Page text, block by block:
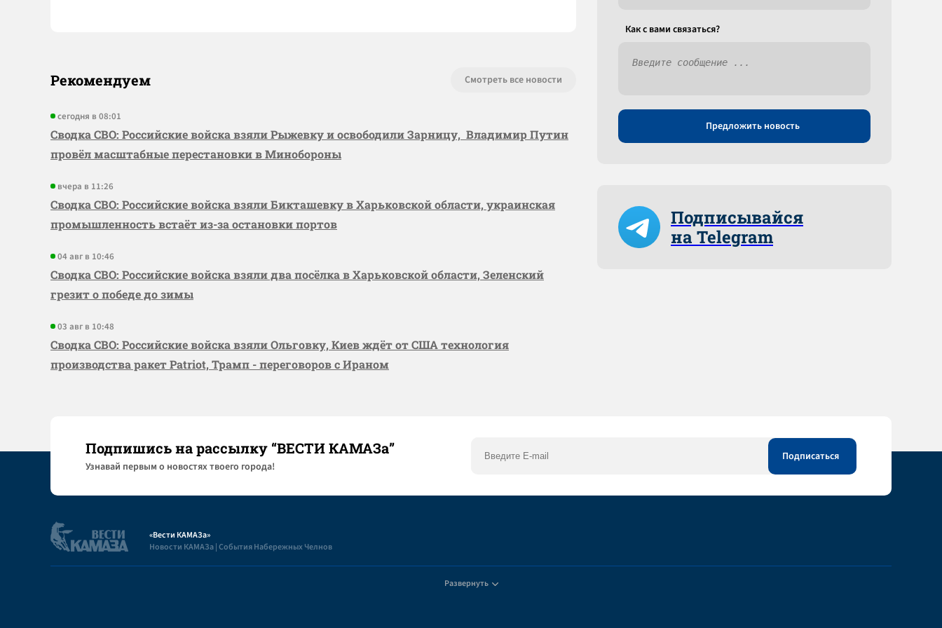
Рекомендуем Смотреть все новости
сегодня в 08:01
Сводка СВО: Российские войска взяли Рыжевку и освободили Зарницу, Владимир Путин
провёл масштабные перестановки в Минобороны
вчера в 11:26
Сводка СВО: Российские войска взяли Бикташевку в Харьковской области, украинская
промышленность встаёт из-за остановки портов
04 авг в 10:46
Сводка СВО: Российские войска взяли два посёлка в Харьковской области, Зеленский
грезит о победе до зимы
03 авг в 10:48
Сводка СВО: Российские войска взяли Ольговку, Киев ждёт от США технология
производства ракет Patriot, Трамп - переговоров с Ираном
Как c вами связаться?
Предложить новость
Подписывайся
на Telegram
Подпишись на рассылку “ВЕСТИ КАМАЗа”
Узнaвай первым о новостях твоего города!
«Вести КАМАЗа»
Новости КАМАЗа | События Набережных Челнов
Развернуть